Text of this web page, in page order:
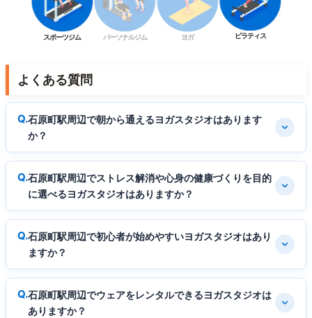
スポーツジム パーソナルジム ヨガ ピラティス
よくある質問
石原町駅周辺で朝から通えるヨガスタジオはあります
か？
石原町駅周辺でストレス解消や心身の健康づくりを目的
に選べるヨガスタジオはありますか？
石原町駅周辺で初心者が始めやすいヨガスタジオはあり
ますか？
石原町駅周辺でウェアをレンタルできるヨガスタジオは
ありますか？